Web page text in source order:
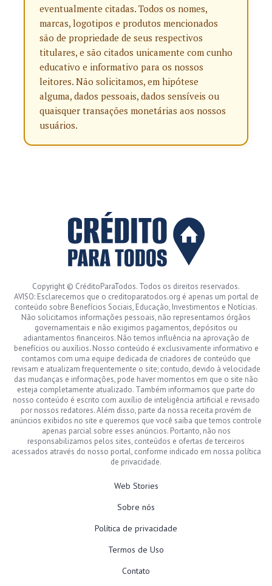
eventualmente citadas. Todos os nomes,
marcas, logotipos e produtos mencionados
são de propriedade de seus respectivos
titulares, e são citados unicamente com cunho
educativo e informativo para os nossos
leitores. Não solicitamos, em hipótese
alguma, dados pessoais, dados sensíveis ou
quaisquer transações monetárias aos nossos
usuários.
Copyright © CréditoParaTodos. Todos os direitos reservados.
AVISO: Esclarecemos que o creditoparatodos.org é apenas um portal de
conteúdo sobre Benefícios Sociais, Educação, Investimentos e Notícias.
Não solicitamos informações pessoais, não representamos órgãos
governamentais e não exigimos pagamentos, depósitos ou
adiantamentos financeiros. Não temos influência na aprovação de
benefícios ou auxílios. Nosso conteúdo é exclusivamente informativo e
contamos com uma equipe dedicada de criadores de conteúdo que
revisam e atualizam frequentemente o site; contudo, devido à velocidade
das mudanças e informações, pode haver momentos em que o site não
esteja completamente atualizado. Também informamos que parte do
nosso conteúdo é escrito com auxílio de inteligência artificial e revisado
por nossos redatores. Além disso, parte da nossa receita provém de
anúncios exibidos no site e queremos que você saiba que temos controle
apenas parcial sobre esses anúncios. Portanto, não nos
responsabilizamos pelos sites, conteúdos e ofertas de terceiros
acessados através do nosso portal, conforme indicado em nossa política
de privacidade.
Web Stories
Sobre nós
Política de privacidade
Termos de Uso
Contato